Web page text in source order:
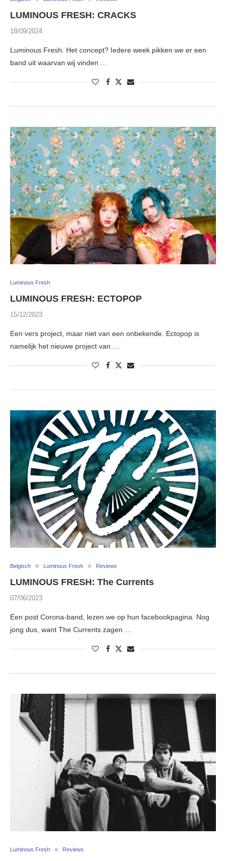
LUMINOUS FRESH: CRACKS
18/09/2024
Luminous Fresh. Het concept? Iedere week pikken we er een
band uit waarvan wij vinden …
Luminous Fresh
LUMINOUS FRESH: ECTOPOP
15/12/2023
Een vers project, maar niet van een onbekende. Ectopop is
namelijk het nieuwe project van …
Belgisch Luminous Fresh Reviews
LUMINOUS FRESH: The Currents
07/06/2023
Een post Corona-band, lezen we op hun facebookpagina. Nog
jong dus, want The Currents zagen …
Luminous Fresh Reviews